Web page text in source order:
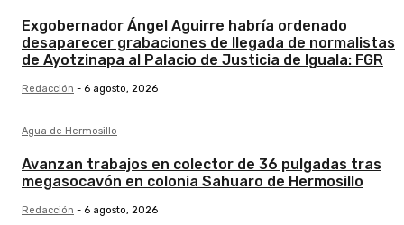
Exgobernador Ángel Aguirre habría ordenado
desaparecer grabaciones de llegada de normalistas
de Ayotzinapa al Palacio de Justicia de Iguala: FGR
Redacción - 6 agosto, 2026
Agua de Hermosillo
Avanzan trabajos en colector de 36 pulgadas tras
megasocavón en colonia Sahuaro de Hermosillo
Redacción - 6 agosto, 2026